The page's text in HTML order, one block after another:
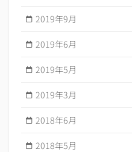
2019年9月
2019年6月
2019年5月
2019年3月
2018年6月
2018年5月